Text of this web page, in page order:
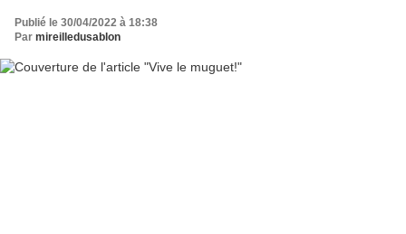
Publié le 30/04/2022 à 18:38
Par mireilledusablon